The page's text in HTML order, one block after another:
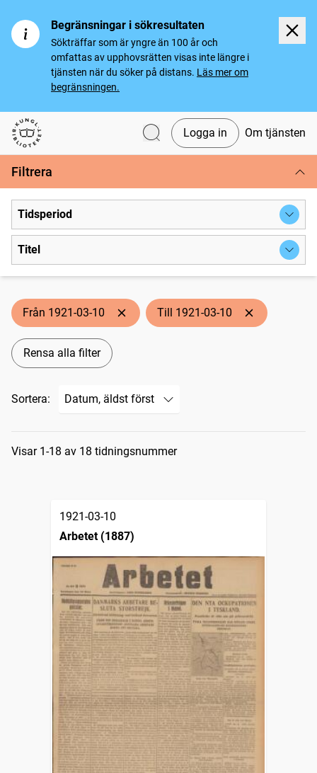
Begränsningar i sökresultaten
Sökträffar som är yngre än 100 år och
omfattas av upphovsrätten visas inte längre i
tjänsten när du söker på distans. Läs mer om
begränsningen.
Svenska tidningar
Logga in Om tjänsten
Filtrera
Tidsperiod
Titel
Från 1921-03-10 Till 1921-03-10
Rensa alla filter
Sortera:
Sökresultat
Visar 1-18 av 18 tidningsnummer
1921-03-10
Arbetet (1887)